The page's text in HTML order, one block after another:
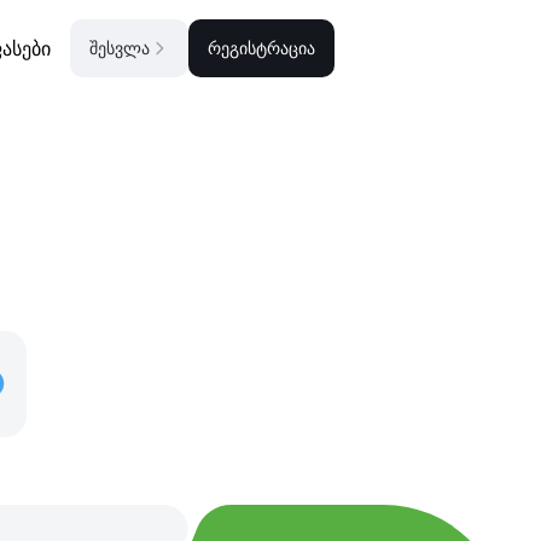
შესვლა რეგისტრაცია